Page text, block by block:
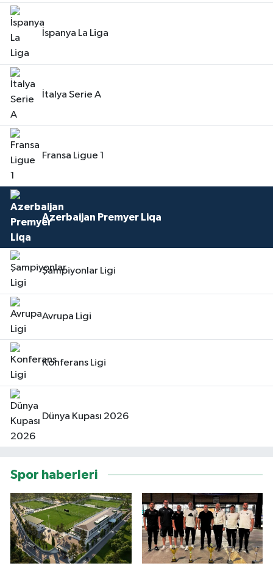
İspanya La Liga
İtalya Serie A
Fransa Ligue 1
Azerbaijan Premyer Liqa
Şampiyonlar Ligi
Avrupa Ligi
Konferans Ligi
Dünya Kupası 2026
Spor haberleri